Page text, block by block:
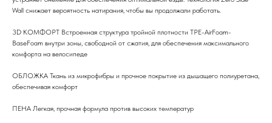
Wall снижает вероятность натирания, чтобы вы продолжали работать.
3D КОМФОРТ Встроенная структура тройной плотности TPE-AirFoam-
BaseFoam внутри зоны, свободной от сжатия, для обеспечения максимального
комфорта на велосипеде
ОБЛОЖКА Ткань из микрофибры и прочное покрытие из дышащего полиуретана,
обеспечивая комфорт
ПЕНА Легкая, прочная формула против высоких температур